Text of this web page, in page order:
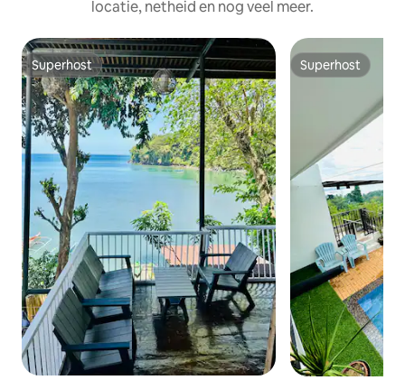
locatie, netheid en nog veel meer.
Superhost
Superhost Superhost
Superhost